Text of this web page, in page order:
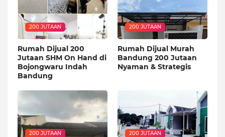
200 JUTAAN
Rumah Dijual 200
Jutaan SHM On Hand di
Bojongwaru Indah
Bandung
200 JUTAAN
Rumah Dijual Murah
Bandung 200 Jutaan
Nyaman & Strategis
200 JUTAAN 200 JUTAAN